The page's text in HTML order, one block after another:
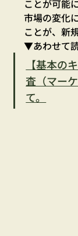
ことが可能
市場の変化
ことが、新
▼あわせて
【基本の
査（マー
て。